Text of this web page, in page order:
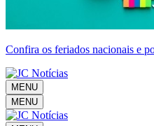
Confira os feriados nacionais e
MENU
MENU